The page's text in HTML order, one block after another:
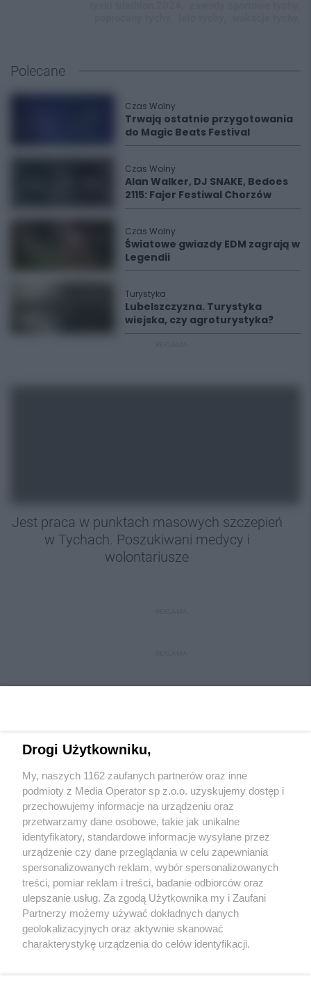
Polecane
Czas Wolny
Trwają ostatnie przygotowania
do Magic Beats Festival
Czas Wolny
Alan Walker, DJ SNAKE, Bedoes
2115: Fajer Festiwal Chorzów
Czas Wolny
Światowe gwiazdy EDM zagrają w
Legendii
Turystyka
Lubelszczyzna. Turystyka
wiejska, czy agroturystyka?
Jest praca w punktach masowych szczepień
w Tychach. Poszukiwani medycy i
wolontariusze
Wydawca mediówlokalnych
Nie zapomnij
zapoznać się z:
polityką prywatności regulamin korzystania z portali
Twojemiasto
Piekary Śląskie
Chorzów
Tarnowskie Góry
Skontakuj sięz nami
Kontakt
Wydawca
Redakcja
Drogi Użytkowniku,
My, naszych 1162 zaufanych partnerów oraz inne
podmioty z Media Operator sp z.o.o. uzyskujemy dostęp i
przechowujemy informacje na urządzeniu oraz
przetwarzamy dane osobowe, takie jak unikalne
identyfikatory, standardowe informacje wysyłane przez
urządzenie czy dane przeglądania w celu zapewniania
spersonalizowanych reklam, wybór spersonalizowanych
treści, pomiar reklam i treści, badanie odbiorców oraz
ulepszanie usług. Za zgodą Użytkownika my i Zaufani
Partnerzy możemy używać dokładnych danych
geolokalizacyjnych oraz aktywnie skanować
charakterystykę urządzenia do celów identyfikacji.